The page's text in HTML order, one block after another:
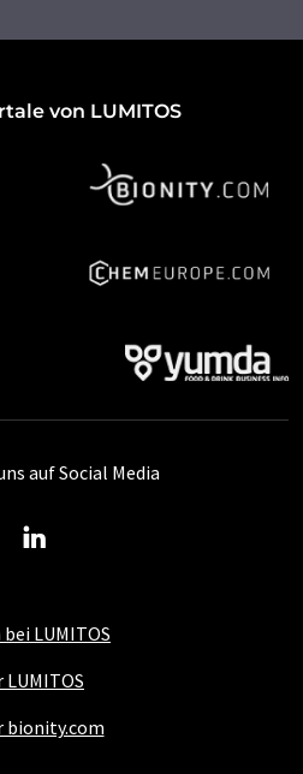
von LUMITOS
LUMITOS
LUMITOS
bionity.com
auf Social Media